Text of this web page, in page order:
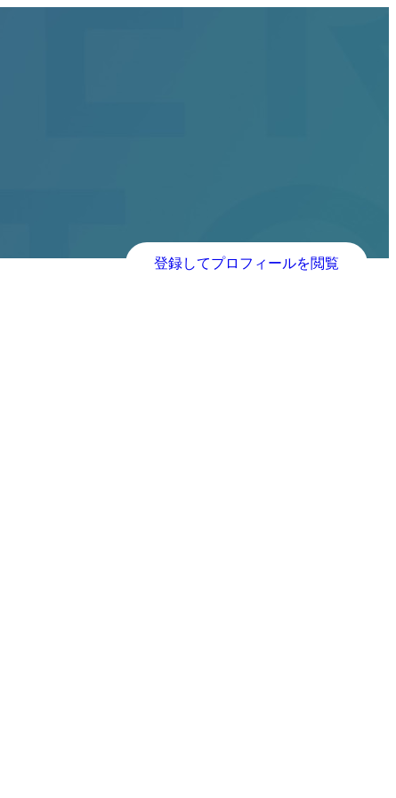
登録してプロフィールを閲覧